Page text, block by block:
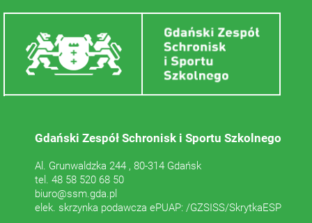
Gdański Zespół Schronisk i Sportu Szkolnego
Al. Grunwaldzka 244 , 80-314 Gdańsk
tel. 48 58 520 68 50
biuro@ssm.gda.pl
elek. skrzynka podawcza ePUAP: /GZSISS/SkrytkaESP